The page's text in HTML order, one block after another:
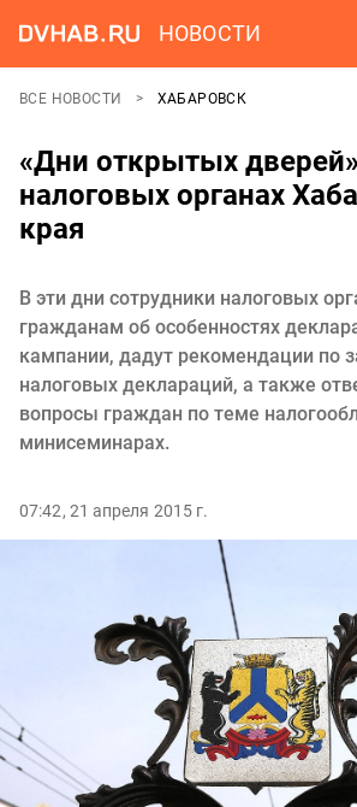
НОВОСТИ
ВСЕ НОВОСТИ ХАБАРОВСК
«Дни открытых
налоговых органах
края
В эти дни сотрудники налоговых
гражданам об особенностях
кампании, дадут рекомендации по
налоговых деклараций, а также
вопросы граждан по теме
минисеминарах.
07:42, 21 апреля 2015 г.